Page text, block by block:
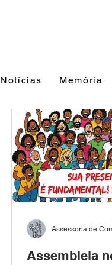
Notícias Memória
Assembleia
Assessoria de